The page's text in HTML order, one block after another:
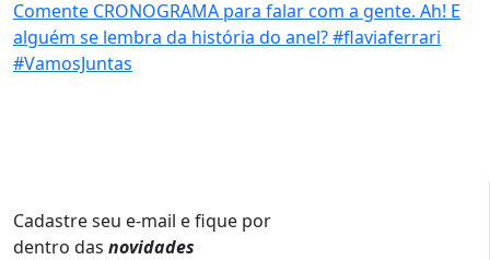
Cadastre seu e-mail e fique por
dentro das novidades